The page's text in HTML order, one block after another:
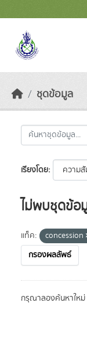
ชุดข้อมูล
เรียงโดย
ไม่พบชุดข้อ
แท็ค: concession
กรองผลลัพธ์
กรุณาลองค้นหาใหม่